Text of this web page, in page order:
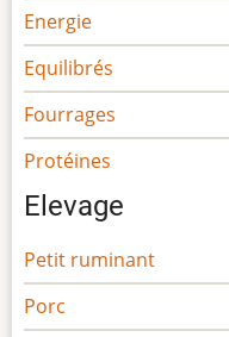
Energie
Equilibrés
Fourrages
Protéines
Elevage
Petit ruminant
Porc